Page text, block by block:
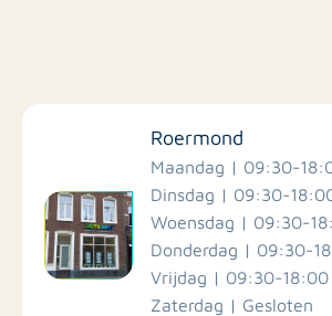
Filter op faciliteiten
Scholen
Winkels
Busstations
Roermond
Maandag | 09:30-
Dinsdag | 09:30-
Woensdag | 09:30-
Donderdag | 09:30-
Vrijdag | 09:30-18:00
Zaterdag | Gesloten